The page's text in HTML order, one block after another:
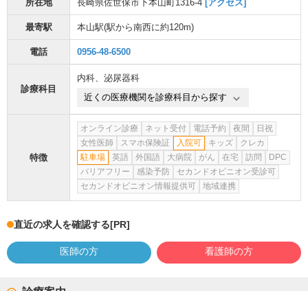
所在地 長崎県佐世保市下本山町1316-4 [アクセス]
最寄駅 本山駅(駅から南西に約120m)
電話 0956-48-6500
診療科目
内科、 泌尿器科
近くの医療機関を診療科目から探す
特徴
オンライン診療 ネット受付 電話予約 夜間
日祝
女性医師
スマホ保険証 入院可 キッズ
クレカ
駐車場
英語 外国語 大病院 がん 在宅 訪問
DPC
バリアフリー
感染予防
セカンドオピニオン受診可
セカンドオピニオン情報提供可
地域連携
直近の求人を確認する[PR]
医師の方 看護師の方